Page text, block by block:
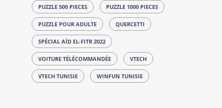
PUZZLE 500 PIECES PUZZLE 1000 PIECES
PUZZLE POUR ADULTE QUERCETTI
SPÉCIAL AÏD EL-FITR 2022
VOITURE TÉLÉCOMMANDÉE VTECH
VTECH TUNISIE WINFUN TUNISIE